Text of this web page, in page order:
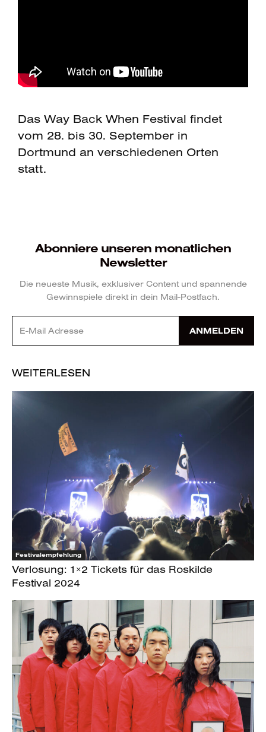
Das Way Back When Festival findet
vom 28. bis 30. September in
Dortmund an verschiedenen Orten
statt.
Abonniere unseren monatlichen
Newsletter
Die neueste Musik, exklusiver Content und spannende
Gewinnspiele direkt in dein Mail-Postfach.
ANMELDEN
WEITERLESEN
Festivalempfehlung
Verlosung: 1×2 Tickets für das Roskilde
Festival 2024